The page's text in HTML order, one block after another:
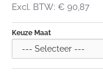
Excl. BTW: € 90,87
Keuze Maat